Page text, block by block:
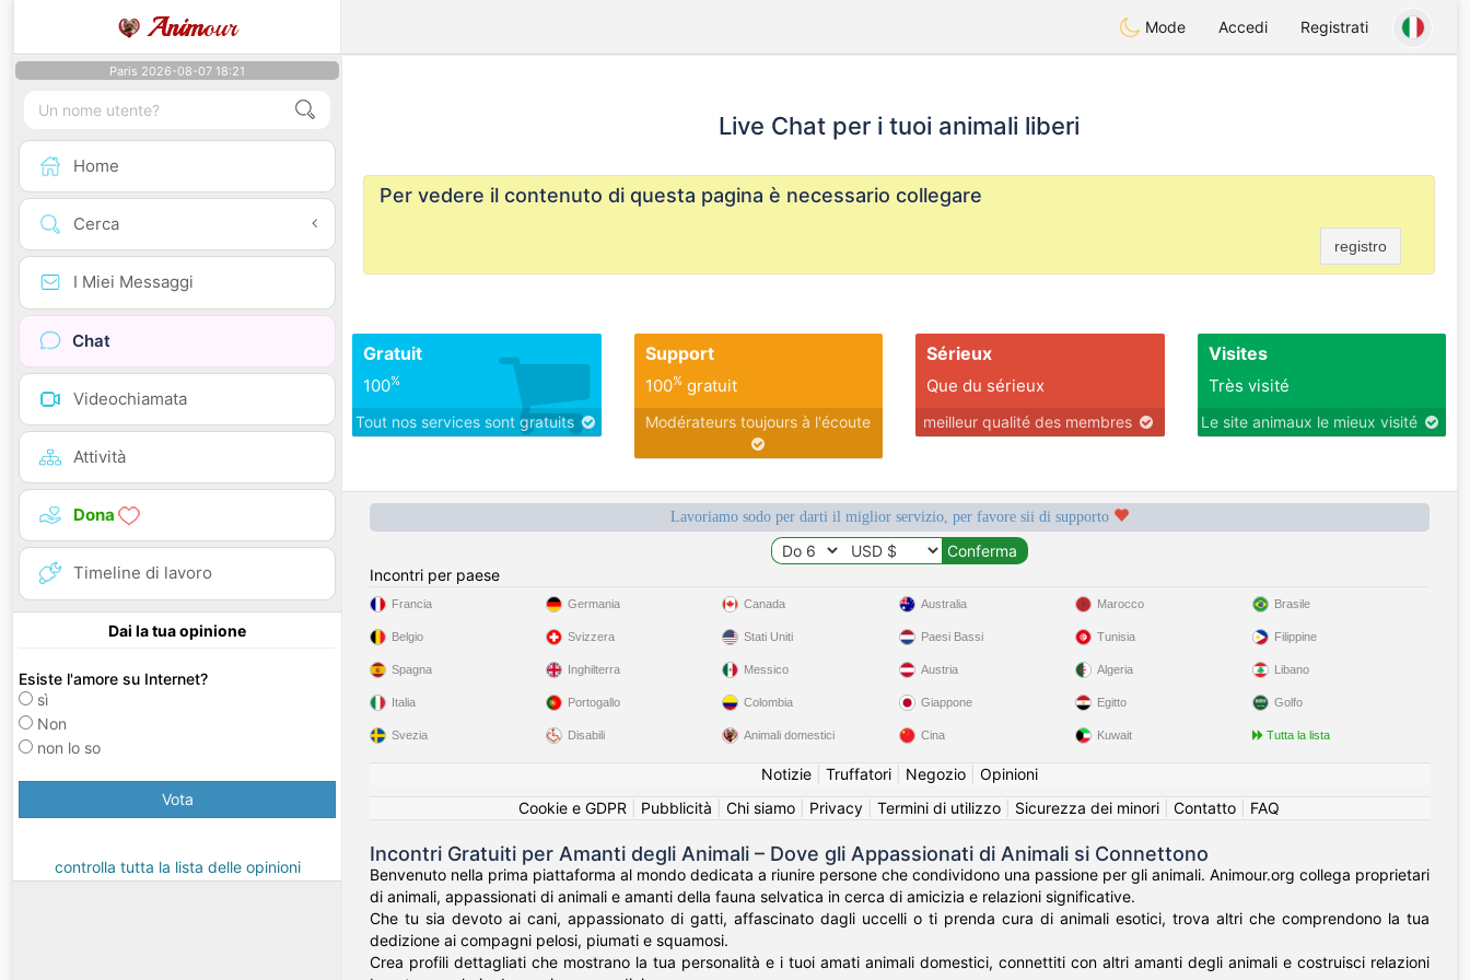
Animour Mode Accedi Registrati
Paris 2026-08-07 18:21
Home
Cerca
I Miei Messaggi
Chat
Videochiamata
Attività
Dona
Timeline di lavoro
Dai la tua opinione
Esiste l'amore su Internet?
sì
Non
non lo so
Vota
controlla tutta la lista delle opinioni
Live Chat per i tuoi animali liberi
Per vedere il contenuto di questa pagina è necessario collegare
registro
Gratuit
100%
Tout nos services sont gratuits
Support
100%gratuit
Modérateurs toujours à l'écoute
Sérieux
Que du sérieux
meilleur qualité des membres
Visites
Très visité
Le site animaux le mieux visité
Lavoriamo sodo per darti il miglior servizio, per favore sii di supporto
Incontri per paese
Francia
Belgio
Spagna
Italia
Svezia
Germania
Svizzera
Inghilterra
Portogallo
Disabili
Canada
Stati Uniti
Messico
Colombia
Animali domestici
Australia
Paesi Bassi
Austria
Giappone
Cina
Marocco
Tunisia
Algeria
Egitto
Kuwait
Brasile
Filippine
Libano
Golfo
Tutta la lista
Notizie| Truffatori| Negozio| Opinioni
Cookie e GDPR
Pubblicità Chi siamo Privacy Termini di utilizzo Sicurezza dei minori Contatto FAQ
Incontri Gratuiti per Amanti degli Animali – Dove gli Appassionati di Animali si Connettono
Benvenuto nella prima piattaforma al mondo dedicata a riunire persone che condividono una passione per gli animali. Animour.org collega proprietari
di animali, appassionati di animali e amanti della fauna selvatica in cerca di amicizia e relazioni significative.
Che tu sia devoto ai cani, appassionato di gatti, affascinato dagli uccelli o ti prenda cura di animali esotici, trova altri che comprendono la tua
dedizione ai compagni pelosi, piumati e squamosi.
Crea profili dettagliati che mostrano la tua personalità e i tuoi amati animali domestici, connettiti con altri amanti degli animali e costruisci relazioni